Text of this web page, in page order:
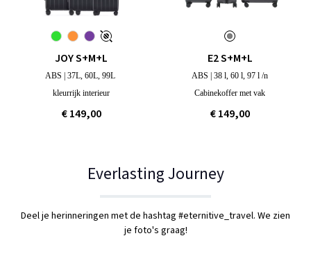
JOY S+M+L
ABS | 37L, 60L, 99L
kleurrijk interieur
€ 149,00
E2 S+M+L
ABS | 38 l, 60 l, 97 l /n
Cabinekoffer met vak
€ 149,00
Everlasting Journey
Deel je herinneringen met de hashtag #eternitive_travel. We zien
je foto's graag!